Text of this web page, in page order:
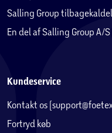
Salling Group
En del af Salling Group A/S
Kundeservice
Kontakt os
Fortryd køb